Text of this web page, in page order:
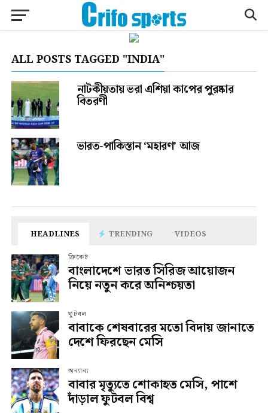
ALL POSTS TAGGED "INDIA"
নাটকীয়তায় ভরা এশিয়া কাপের পুরষ্কার
বিতরণী
ভারত-পাকিস্তান ‘মহারণ’ আজ
HEADLINES TRENDING VIDEOS
ক্রিকেট
বাংলাদেশে ভারত সিরিজ আয়োজন
নিয়ে নতুন করে অনিশ্চয়তা
ফুটবল
বাবাকে শেষবারের মতো বিদায় জানাতে
দেশে ফিরছেন মেসি
অন্যান্য
বাবার মৃত্যুতে শোকাহত মেসি, পাশে
দাঁড়াল ফুটবল বিশ্ব